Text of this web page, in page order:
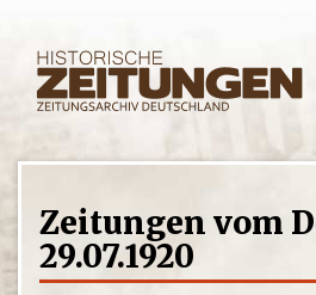
Zeitungen vom
29.07.1920